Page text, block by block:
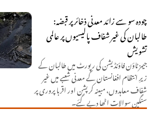
چودہ سو سے زائد معدنی ذخائر پر قبضہ:
طالبان کی غیر شفاف پالیسیوں پر عالمی
تشویش
جیمز ٹاؤن فاؤنڈیشن کی رپورٹ میں طالبان کے
زیرِ انتظام افغانستان کے معدنی شعبے میں غیر
شفاف معاہدوں، مبینہ کرپشن اور اقربا پروری پر
سنگین سوالات اٹھا دیے گئے۔